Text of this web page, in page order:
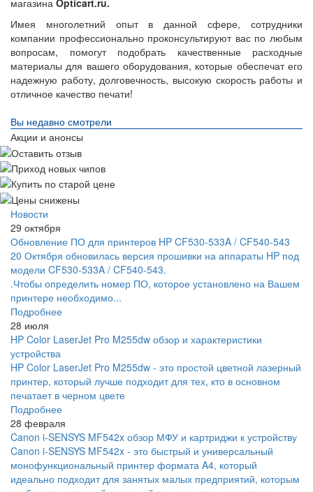
магазина Opticart.ru.
Имея многолетний опыт в данной сфере, сотрудники
компании профессионально проконсультируют вас по любым
вопросам, помогут подобрать качественные расходные
материалы для вашего оборудования, которые обеспечат его
надежную работу, долговечность, высокую скорость работы и
отличное качество печати!
Вы недавно смотрели
Акции и анонсы
Новости
29 октября
Обновление ПО для принтеров HP CF530-533A / CF540-543
20 Октября обновилась версия прошивки на аппараты HP под
модели CF530-533A / CF540-543.
.Чтобы определить номер ПО, которое установлено на Вашем
принтере необходимо...
Подробнее
28 июля
HP Color LaserJet Pro M255dw обзор и характеристики
устройства
HP Color LaserJet Pro M255dw - это простой цветной лазерный
принтер, который лучше подходит для тех, кто в основном
печатает в черном цвете
Подробнее
28 февраля
Canon i-SENSYS MF542x обзор МФУ и картриджи к устройству
Canon i-SENSYS MF542x - это быстрый и универсальный
монофункциональный принтер формата A4, который
идеально подходит для занятых малых предприятий, которым